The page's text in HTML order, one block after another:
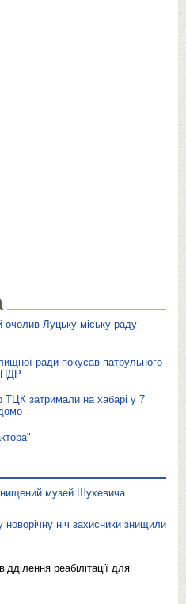
очолив Луцьку міську раду
ради покусав патрульного
ПДР
ТЦК затримали на хабарі у 7
музей Шухевича
ніч захисники знищили
реабілітації для